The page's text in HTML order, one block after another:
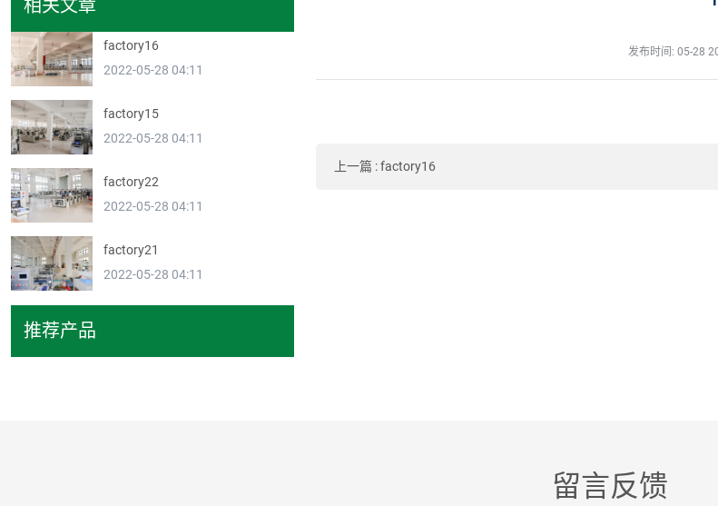
发布时间: 05-28
上一篇 :factory16
相关文章
factory16
2022-05-28 04:11
factory15
2022-05-28 04:11
factory22
2022-05-28 04:11
factory21
2022-05-28 04:11
推荐产品
留言反馈